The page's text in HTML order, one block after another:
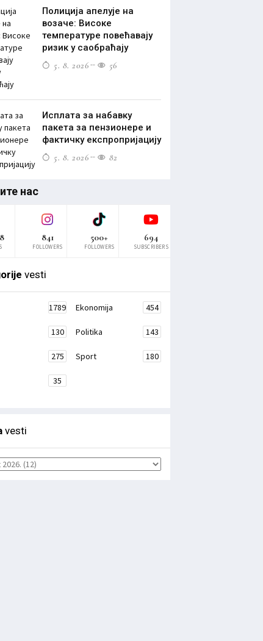
Полиција апелује на
возаче: Високе
температуре повећавају
ризик у саобраћају
5. 8. 2026
56
Исплата за набавку
пакета за пензионере и
фактичку експропријацију
5. 8. 2026
82
нас
841
FOLLOWERS
500+
FOLLOWERS
694
SUBSCRIBERS
vesti
1789 Ekonomija 454
130 Politika 143
275 Sport 180
35
vesti